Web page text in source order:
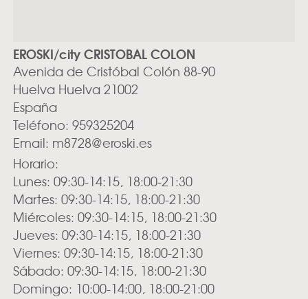
EROSKI/city CRISTOBAL COLON
Avenida de Cristóbal Colón 88-90
Huelva Huelva 21002
España
Teléfono: 959325204
Email: m8728@eroski.es
Horario:
Lunes: 09:30-14:15, 18:00-21:30
Martes: 09:30-14:15, 18:00-21:30
Miércoles: 09:30-14:15, 18:00-21:30
Jueves: 09:30-14:15, 18:00-21:30
Viernes: 09:30-14:15, 18:00-21:30
Sábado: 09:30-14:15, 18:00-21:30
Domingo: 10:00-14:00, 18:00-21:00